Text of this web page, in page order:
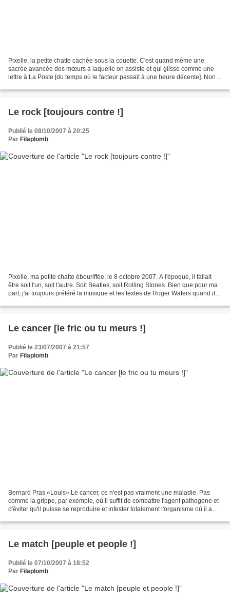
Pixelle, la petite chatte cachée sous la couette. C'est quand même une
sacrée avancée des mœurs à laquelle on assiste et qui glisse comme une
lettre à La Poste [du temps où le facteur passait à une heure décente]. Non
Le rock [toujours contre !]
Publié le 08/10/2007 à 20:25
Par Filaplomb
Pixelle, ma petite chatte ébouriffée, le 8 octobre 2007. A l'époque, il fallait
être soit l'un, soit l'autre. Soit Beatles, soit Rolling Stones. Bien que pour ma
part, j'ai toujours préféré la musique et les textes de Roger Waters quand il
Le cancer [le fric ou tu meurs !]
Publié le 23/07/2007 à 21:57
Par Filaplomb
Bernard Pras «Louis» Le cancer, ce n'est pas vraiment une maladie. Pas
comme la grippe, par exemple, où il suffit de combattre l'agent pathogène et
d'éviter qu'il puisse se reproduire et infester totalement l'organisme où il a
Le match [peuple et people !]
Publié le 07/10/2007 à 18:52
Par Filaplomb